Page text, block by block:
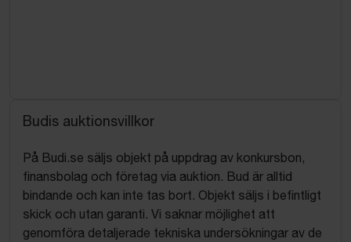
Budis auktionsvillkor
På Budi.se säljs objekt på uppdrag av konkursbon,
finansbolag och företag via auktion. Bud är alltid
bindande och kan inte tas bort. Objekt säljs i befintligt
skick och utan garanti. Vi saknar möjlighet att
genomföra detaljerade tekniska undersökningar av de